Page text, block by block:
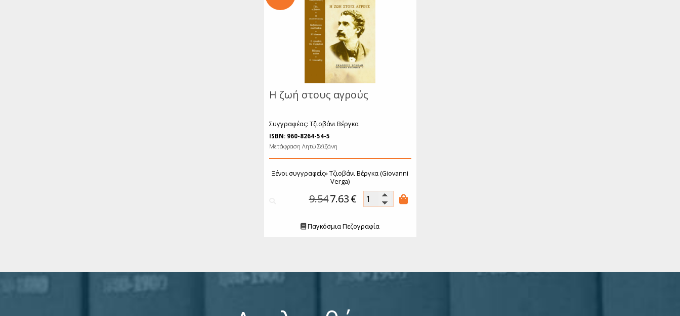
Παγκόσμιο Θέατρο
Η ζωή στους αγρούς
Συγγραφέας: Τζιοβάνι Βέργκα
ISBN: 960-8264-54-5
Μετάφραση Λητώ Σεϊζάνη
Ξένοι συγγραφείς»Τζιοβάνι Βέργκα (Giovanni
Verga)
9.547.63€
Παγκόσμια Πεζογραφία